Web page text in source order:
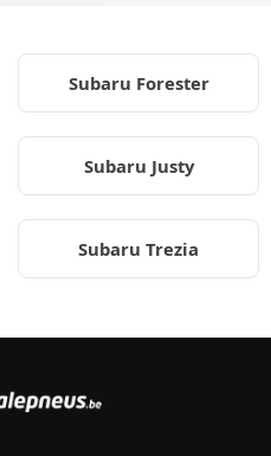
Subaru Forester
Subaru Justy
Subaru Trezia